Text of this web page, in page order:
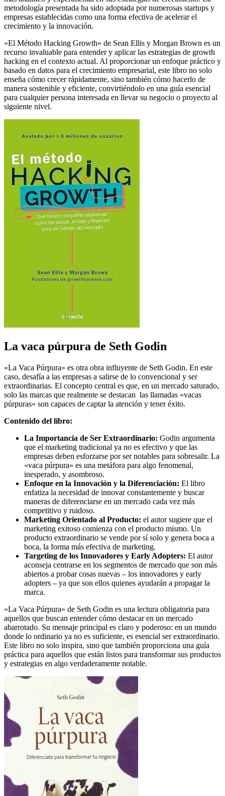
metodología presentada ha sido adoptada por numerosas startups y
empresas establecidas como una forma efectiva de acelerar el
crecimiento y la innovación.
«El Método Hacking Growth» de Sean Ellis y Morgan Brown es un
recurso invaluable para entender y aplicar las estrategias de growth
hacking en el contexto actual. Al proporcionar un enfoque práctico y
basado en datos para el crecimiento empresarial, este libro no solo
enseña cómo crecer rápidamente, sino también cómo hacerlo de
manera sostenible y eficiente, convirtiéndolo en una guía esencial
para cualquier persona interesada en llevar su negocio o proyecto al
siguiente nivel.
La vaca púrpura de Seth Godin
«La Vaca Púrpura» es otra obra influyente de Seth Godin. En este
caso, desafía a las empresas a salirse de lo convencional y ser
extraordinarias. El concepto central es que, en un mercado saturado,
solo las marcas que realmente se destacan las llamadas «vacas
púrpuras» son capaces de captar la atención y tener éxito.
Contenido del libro:
La Importancia de Ser Extraordinario: Godin argumenta
que el marketing tradicional ya no es efectivo y que las
empresas deben esforzarse por ser notables para sobresalir. La
«vaca púrpura» es una metáfora para algo fenomenal,
inesperado, y asombroso.
Enfoque en la Innovación y la Diferenciación: El libro
enfatiza la necesidad de innovar constantemente y buscar
maneras de diferenciarse en un mercado cada vez más
competitivo y ruidoso.
Marketing Orientado al Producto: el autor sugiere que el
marketing exitoso comienza con el producto mismo. Un
producto extraordinario se vende por sí solo y genera boca a
boca, la forma más efectiva de marketing.
Targeting de los Innovadores y Early Adopters: El autor
aconseja centrarse en los segmentos de mercado que son más
abiertos a probar cosas nuevas – los innovadores y early
adopters – ya que son ellos quienes ayudarán a propagar la
marca.
«La Vaca Púrpura» de Seth Godin es una lectura obligatoria para
aquellos que buscan entender cómo destacar en un mercado
abarrotado. Su mensaje principal es claro y poderoso: en un mundo
donde lo ordinario ya no es suficiente, es esencial ser extraordinario.
Este libro no solo inspira, sino que también proporciona una guía
práctica para aquellos que están listos para transformar sus productos
y estrategias en algo verdaderamente notable.